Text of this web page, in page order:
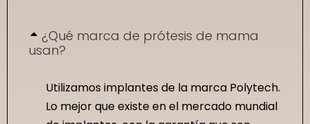
¿Qué marca de prótesis de mama
usan?
Utilizamos implantes de la marca Polytech.
Lo mejor que existe en el mercado mundial